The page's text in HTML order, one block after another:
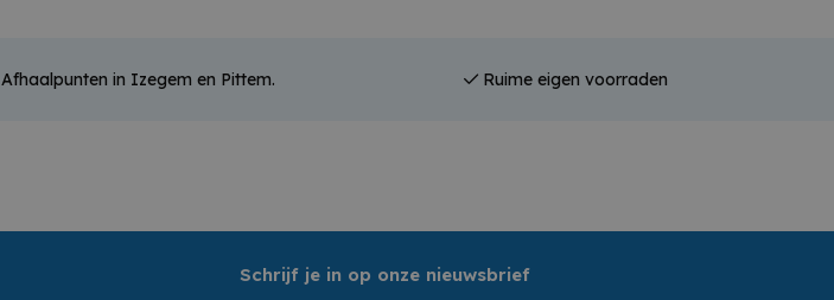
Afhaalpunten in Izegem en Pittem. Ruime eigen voorraden
Schrijf je in op onze nieuwsbrief